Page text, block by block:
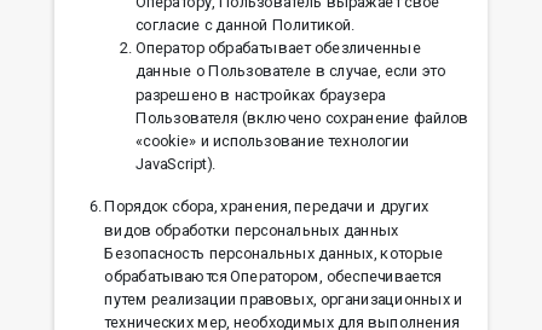
согласие с данной Политикой.
Оператор обрабатывает обезличенные
данные о Пользователе в случае, если это
разрешено в настройках браузера
Пользователя (включено сохранение файлов
«cookie» и использование технологии
JavaScript).
Порядок сбора, хранения, передачи и других
видов обработки персональных данных
Безопасность персональных данных, которые
обрабатываются Оператором, обеспечивается
путем реализации правовых, организационных и
технических мер, необходимых для выполнения